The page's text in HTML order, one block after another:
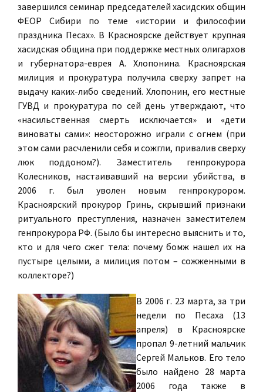
завершился семинар председателей хасидских общин
ФЕОР Сибири по теме «истории и философии
праздника Песах». В Красноярске действует крупная
хасидская община при поддержке местных олигархов
и губернатора-еврея А. Хлопонина. Красноярская
милиция и прокуратура получила сверху запрет на
выдачу каких-либо сведений. Хлопонин, его местные
ГУВД и прокуратура по сей день утверждают, что
«насильственная смерть исключается» и «дети
виноваты сами»: неосторожно играли с огнем (при
этом сами расчленили себя и сожгли, привалив сверху
люк поддоном?). Заместитель генпрокурора
Колесников, настаивавший на версии убийства, в
2006 г. был уволен новым генпрокурором.
Красноярский прокурор Гринь, скрывший признаки
ритуального преступления, назначен заместителем
генпрокурора РФ. (Было бы интересно выяснить и то,
кто и для чего сжег тела: почему бомж нашел их на
пустыре целыми, а милиция потом – сожженными в
коллекторе?)
В 2006 г. 23 марта, за три
недели по Песаха (13
апреля) в Красноярске
пропал 9-летний мальчик
Сергей Мальков. Его тело
было найдено 28 марта
2006 года также в